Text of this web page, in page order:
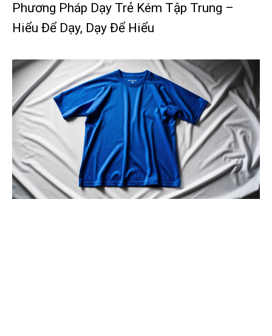
Phương Pháp Dạy Trẻ Kém Tập Trung –
Hiểu Để Dạy, Dạy Để Hiểu